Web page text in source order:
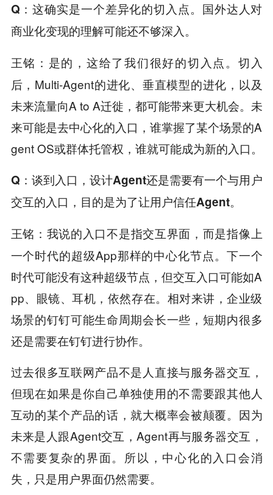
Q ：这确实是一个差异化的切入点。国外达人对
商业化变现的理解可能还不够深入。
王铭： 是的，这给了我们很好的切入点。切入
后，Multi-Agent的进化、垂直模型的进化，以及
未来流量向A to A迁徙，都可能带来更大机会。未
来可能是去中心化的入口，谁掌握了某个场景的A
gent OS或群体托管权，谁就可能成为新的入口。
Q ：谈到入口，设计Agent还是需要有一个与用户
交互的入口，目的是为了让用户信任Agent。
王铭： 我说的入口不是指交互界面，而是指像上
一个时代的超级App那样的中心化节点。下一个
时代可能没有这种超级节点，但交互入口可能如A
pp、眼镜、耳机，依然存在。相对来讲，企业级
场景的钉钉可能生命周期会长一些，短期内很多
还是需要在钉钉进行协作。
过去很多互联网产品不是人直接与服务器交互，
但现在如果是你自己单独使用的不需要跟其他人
互动的某个产品的话，就大概率会被颠覆。因为
未来是人跟Agent交互，Agent再与服务器交互，
不需要复杂的界面。所以，中心化的入口会消
失，只是用户界面仍然需要。